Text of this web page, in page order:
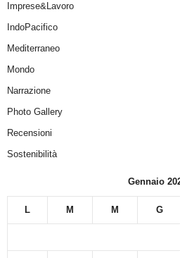
Imprese&Lavoro
IndoPacifico
Mediterraneo
Mondo
Narrazione
Photo Gallery
Recensioni
Sostenibilità
Gennaio
L M M G